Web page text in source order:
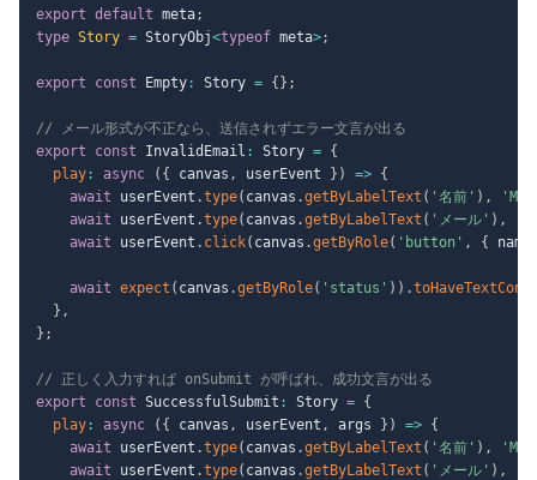
export default meta;
type Story = StoryObj<typeof meta>;
export const Empty : Story = { } ;
// メール形式が不正なら、送信されずエラー文言が出る
export
const InvalidEmail : Story = {
play : async ( { canvas , userEvent } ) => {
await userEvent .type( canvas .getByLabelText ( '名前' ) ,
await userEvent .type( canvas .getByLabelText ( 'メール' ) ,
await userEvent . click( canvas .getByRole( 'button' , { name
await expect ( canvas .getByRole( 'status' ) ) .
} ,
} ;
// 正しく入力すれば onSubmit が呼ばれ、成功文言が出る
export
const SuccessfulSubmit : Story = {
play : async ( { canvas , userEvent , args } ) => {
await userEvent .type( canvas .getByLabelText ( '名前' ) ,
await userEvent .type( canvas .getByLabelText ( 'メール' ) ,